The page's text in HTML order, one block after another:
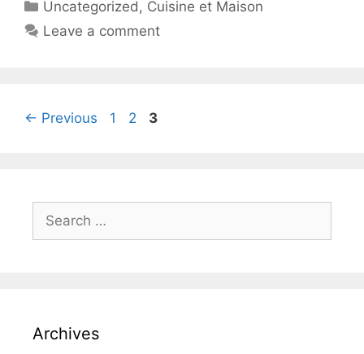
Uncategorized , Cuisine et Maison
Leave a comment
← Previous 1 2 3
Archives